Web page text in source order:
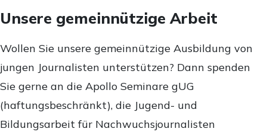
Unsere gemeinnützige Arbeit
Wollen Sie unsere gemeinnützige Ausbildung von
jungen Journalisten unterstützen? Dann spenden
Sie gerne an die Apollo Seminare gUG
(haftungsbeschränkt), die Jugend- und
Bildungsarbeit für Nachwuchsjournalisten